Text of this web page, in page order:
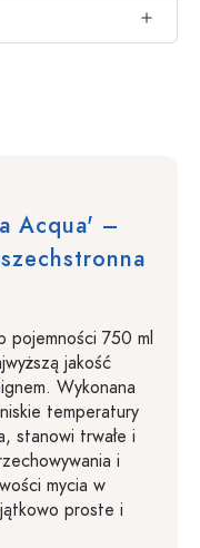
Acqua' –
pojemności 750 ml
jakość
Wykonana
temperatury
stanowi trwałe i
i
mycia w
proste i